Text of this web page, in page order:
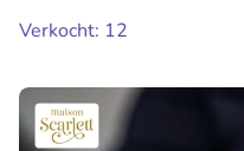
Verkocht: 12